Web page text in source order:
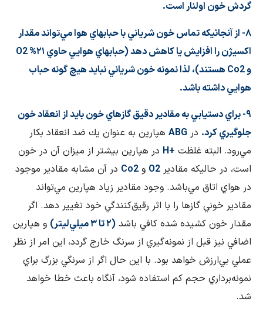
گردش خون اولنار است.
۸- از آنجائيكه تماس خون شرياني با حبابهاي هوا مي‌تواند مقدار
اكسيژن را افزايش يا كاهش دهد (حبابهاي هوايي حاوي ۲۱%
O2
وCo2 هستند)، لذا نمونه خون شرياني نبايد هيچ گونه حباب
هوايي داشته باشد.
۹- براي دستيابي به مقادير دقيق گازهاي خون بايد از انعقاد خون
جلوگيري كرد. در ABG هپارين به عنوان يك ضد انعقاد بكار
مي‌رود. البته غلظت H+ در هپارين بيشتر از ميزان آن در خون
است، در حاليكه مقادير O2 و Co2 در آن مشابه مقادير موجود
در هواي اتاق مي‌باشد. وجود مقادير زياد هپارين مي‌تواند
مقادير خوني گازها را با اثر رقيق‌كنندگي خود تغيير دهد. اگر
مقدار خون كشيده شده كافي باشد (۲ تا ۳ ميلي‌ليتر)
و هپارين
اضافي نيز قبل از نمونه‌گيري از سرنگ خارج گردد، اين امر از نظر
عملي بي‌ارزش خواهد بود. با اين حال اگر از سرنگي بزرگ براي
نمونه‌برداري حجم كم استفاده شود، آنگاه باعث خطا خواهد
شد.